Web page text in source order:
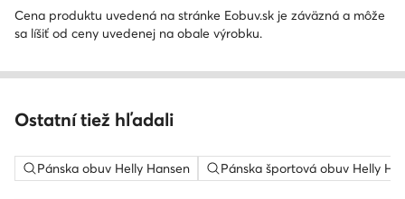
Cena produktu uvedená na stránke Eobuv.sk je záväzná a môže
sa líšiť od ceny uvedenej na obale výrobku.
Ostatní tiež hľadali
Pánska obuv Helly Hansen Pánska športová obuv Helly